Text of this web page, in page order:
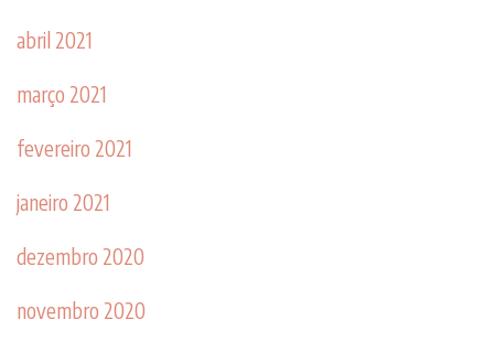
abril 2021
março 2021
fevereiro 2021
janeiro 2021
dezembro 2020
novembro 2020